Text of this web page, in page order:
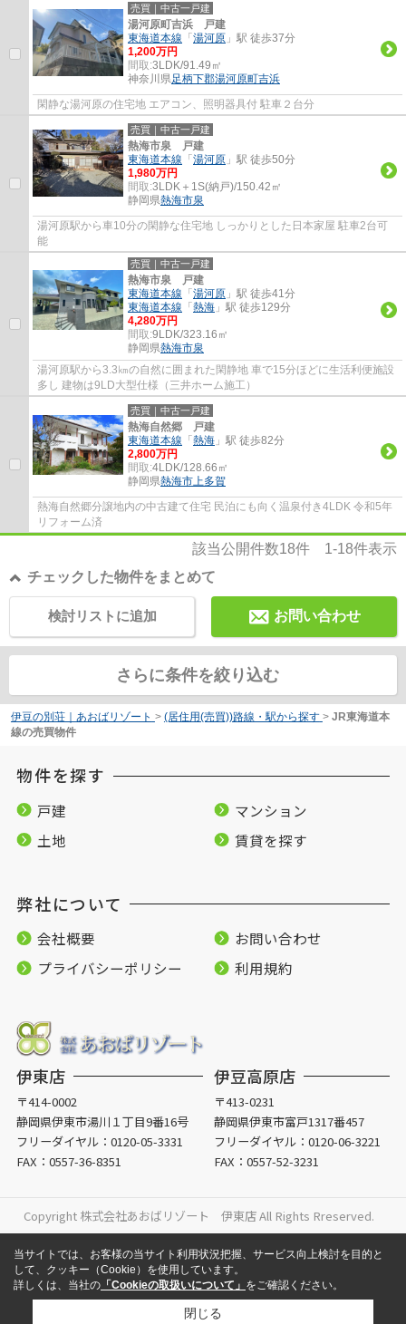
売買｜中古一戸建
湯河原町吉浜 戸建
東海道本線 「湯河原 」駅 徒歩37分
1,200万円
間取:3LDK/91.49㎡
神奈川県 足柄下郡湯河原町吉浜
閑静な湯河原の住宅地 エアコン、照明器具付 駐車２台分
売買｜中古一戸建
熱海市泉 戸建
東海道本線 「湯河原 」駅 徒歩50分
1,980万円
間取:3LDK＋1S(納戸)/150.42㎡
静岡県熱海市泉
湯河原駅から車10分の閑静な住宅地 しっかりとした日本家屋 駐車2台可
能
売買｜中古一戸建
熱海市泉 戸建
東海道本線 「湯河原 」駅 徒歩41分
東海道本線 「熱海 」駅 徒歩129分
4,280万円
間取:9LDK/323.16㎡
静岡県熱海市泉
湯河原駅から3.3㎞の自然に囲まれた閑静地 車で15分ほどに生活利便施設
多し 建物は9LD大型仕様（三井ホーム施工）
売買｜中古一戸建
熱海自然郷 戸建
東海道本線 「熱海 」駅 徒歩82分
2,800万円
間取:4LDK/128.66㎡
静岡県熱海市 上多賀
熱海自然郷分譲地内の中古建て住宅 民泊にも向く温泉付き4LDK 令和5年
リフォーム済
該当公開件数18件 1-18件表示
チェックした物件をまとめて
お問い合わせ
検討リストに追加
さらに条件を絞り込む
伊豆の別荘｜あおばリゾート > (居住用(売買))路線・駅から探す > JR東海道本
線の売買物件
物件を探す
戸建
マンション
土地
賃貸を探す
弊社について
会社概要
お問い合わせ
プライバシーポリシー
利用規約
伊東店
〒414-0002
静岡県伊東市湯川１丁目9番16号
フリーダイヤル： 0120-05-3331
FAX：0557-36-8351
伊豆高原店
〒413-0231
静岡県伊東市富戸1317番457
フリーダイヤル：0120-06-3221
FAX：0557-52-3231
Copyright 株式会社あおばリゾート 伊東店 All Rights Rreserved.
当サイトでは、お客様の当サイト利用状況把握、サービス向上検討を目的と
して、クッキー（Cookie）を使用しています。
詳しくは、当社の 「Cookieの取扱いについて」 をご確認ください。
閉じる